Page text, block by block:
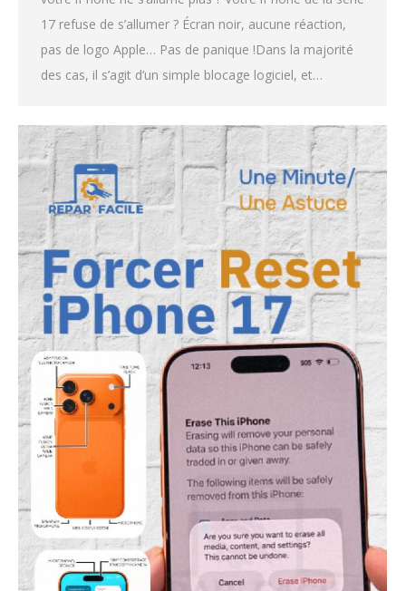
17 refuse de s’allumer ? Écran noir, aucune réaction,
pas de logo Apple… Pas de panique !Dans la majorité
des cas, il s’agit d’un simple blocage logiciel, et…